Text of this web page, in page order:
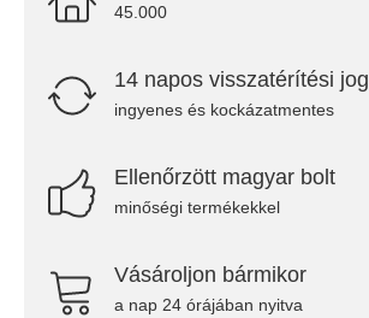
45.000
14 napos visszatérítési jog
ingyenes és kockázatmentes
Ellenőrzött magyar bolt
minőségi termékekkel
Vásároljon bármikor
a nap 24 órájában nyitva